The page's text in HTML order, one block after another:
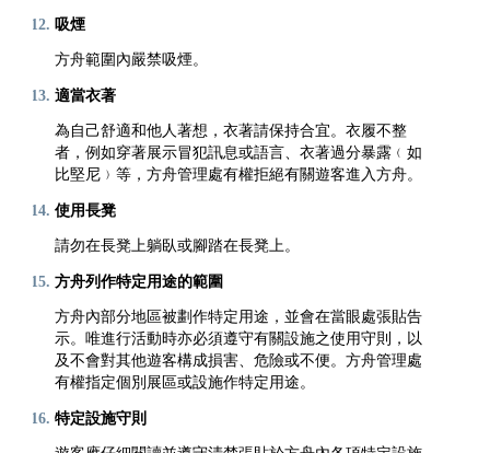
吸煙
方舟範圍內嚴禁吸煙。
適當衣著
為自己舒適和他人著想，衣著請保持合宜。衣履不整
者，例如穿著展示冒犯訊息或語言、衣著過分暴露﹙如
比堅尼﹚等，方舟管理處有權拒絕有關遊客進入方舟。
使用長凳
請勿在長凳上躺臥或腳踏在長凳上。
方舟列作特定用途的範圍
方舟內部分地區被劃作特定用途，並會在當眼處張貼告
示。唯進行活動時亦必須遵守有關設施之使用守則，以
及不會對其他遊客構成損害、危險或不便。方舟管理處
有權指定個別展區或設施作特定用途。
特定設施守則